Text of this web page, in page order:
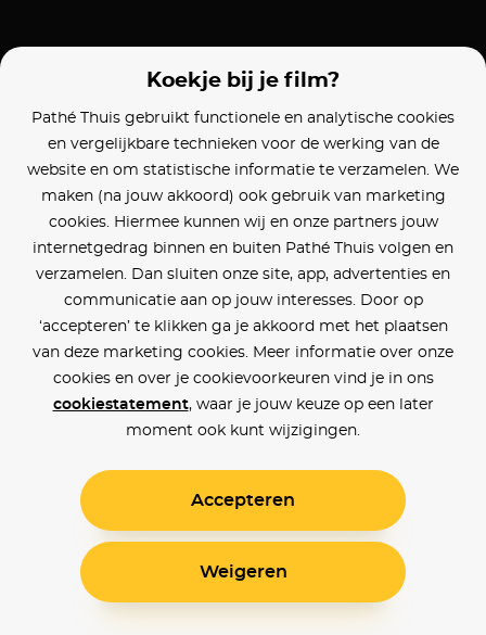
Koekje bij je film?
Pathé Thuis gebruikt functionele en analytische cookies
en vergelijkbare technieken voor de werking van de
website en om statistische informatie te verzamelen. We
maken (na jouw akkoord) ook gebruik van marketing
cookies. Hiermee kunnen wij en onze partners jouw
internetgedrag binnen en buiten Pathé Thuis volgen en
verzamelen. Dan sluiten onze site, app, advertenties en
communicatie aan op jouw interesses. Door op
‘accepteren’ te klikken ga je akkoord met het plaatsen
van deze marketing cookies. Meer informatie over onze
cookies en over je cookievoorkeuren vind je in ons
cookiestatement, waar je jouw keuze op een later
moment ook kunt wijzigingen.
Accepteren
Weigeren